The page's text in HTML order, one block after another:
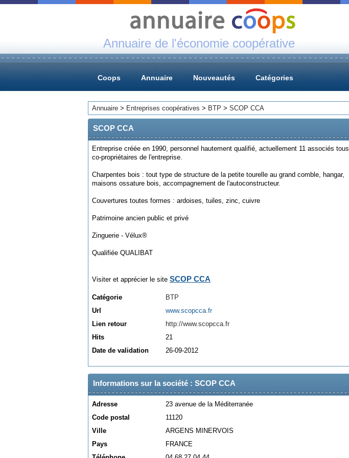
Annuaire de l'économie coopérative
Coops Annuaire Nouveautés Catégories
Annuaire > Entreprises coopératives > BTP > SCOP CCA
SCOP CCA
Entreprise créée en 1990, personnel hautement qualifié, actuellement 11 associés tous
co-propriétaires de l'entreprise.
Charpentes bois : tout type de structure de la petite tourelle au grand comble, hangar,
maisons ossature bois, accompagnement de l'autoconstructeur.
Couvertures toutes formes : ardoises, tuiles, zinc, cuivre
Patrimoine ancien public et privé
Zinguerie - Vélux®
Qualifiée QUALIBAT
Visiter et apprécier le site SCOP CCA
Catégorie
BTP
Url
www.scopcca.fr
Lien retour
http://www.scopcca.fr
Hits
21
Date de validation
26-09-2012
Informations sur la société : SCOP CCA
Adresse
23 avenue de la Méditerranée
Code postal
11120
Ville
ARGENS MINERVOIS
Pays
FRANCE